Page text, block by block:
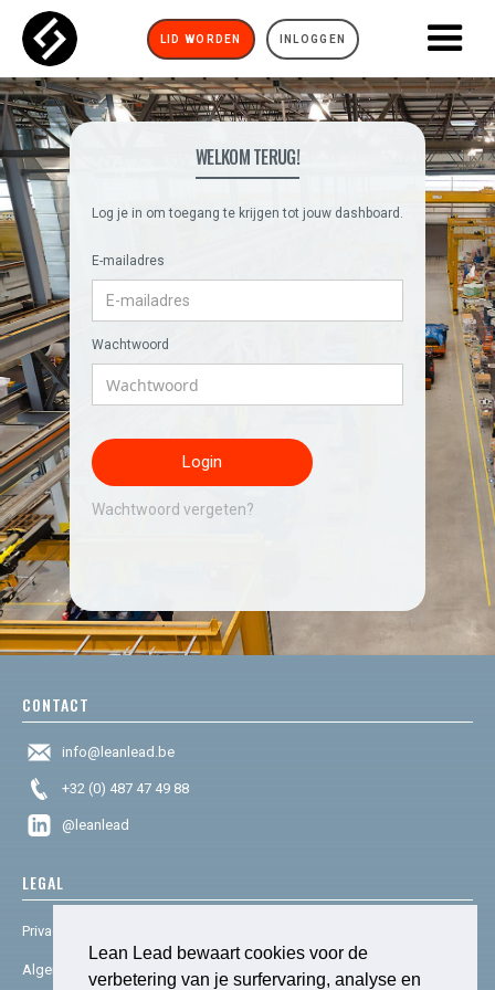
Lean Lead bewaart cookies voor de
verbetering van je surfervaring, analyse en
LID WORDEN INLOGGEN
WELKOM TERUG!
Log je in om toegang te krijgen tot jouw dashboard.
E-mailadres
Wachtwoord
Wachtwoord vergeten?
CONTACT
info@leanlead.be
+32 (0) 487 47 49 88
@leanlead
LEGAL
Privacy & cookies
Algemene voorwaarden